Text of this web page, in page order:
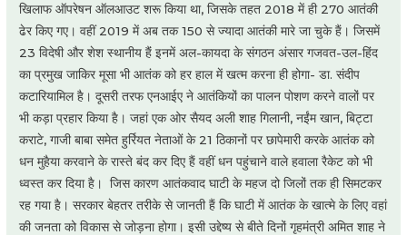
खिलाफ ऑपरेषन ऑलआउट शरू किया था, जिसके तहत 2018 में ही 270 आतंकी
ढेर किए गए। वहीं 2019 में अब तक 150 से ज्यादा आतंकी मारे जा चुके हैं। जिसमें
23 विदेषी और शेश स्थानीय हैंं इनमें अल-कायदा के संगठन अंसार गजवत-उल-हिंद
का प्रमुख जाकिर मूसा भी आतंक को हर हाल में खत्म करना ही होगा- डा. संदीप
कटारियामिल है। दूसरी तरफ एनआईए ने आतंकियों का पालन पोशण करने वालों पर
भी कड़ा प्रहार किया है। जहां एक ओर सैयद अली शाह गिलानी, नईंम खान, बिट्टा
कराटे, गाजी बाबा समेत हुर्रियत नेताओं के 21 ठिकानों पर छापेमारी करके आतंक को
धन मुहैया करवाने के रास्ते बंद कर दिए हैं वहीं धन पहुंचाने वाले हवाला रैकेट को भी
ध्वस्त कर दिया है। जिस कारण आतंकवाद घाटी के महज दो जिलों तक ही सिमटकर
रह गया है। सरकार बेहतर तरीके से जानती हैं कि घाटी में आतंक के खात्मे के लिए वहां
की जनता को विकास से जोड़ना होगा। इसी उद्देष्य से बीते दिनों गृहमंत्री अमित शाह ने